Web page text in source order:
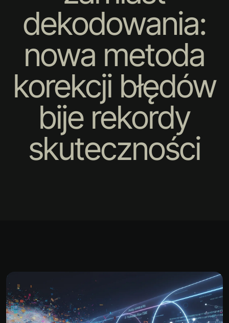
dekodowania:
nowa metoda
korekcji błędów
bije rekordy
skuteczności